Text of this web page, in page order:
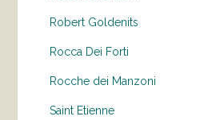
Robert Goldenits
Rocca Dei Forti
Rocche dei Manzoni
Saint Etienne